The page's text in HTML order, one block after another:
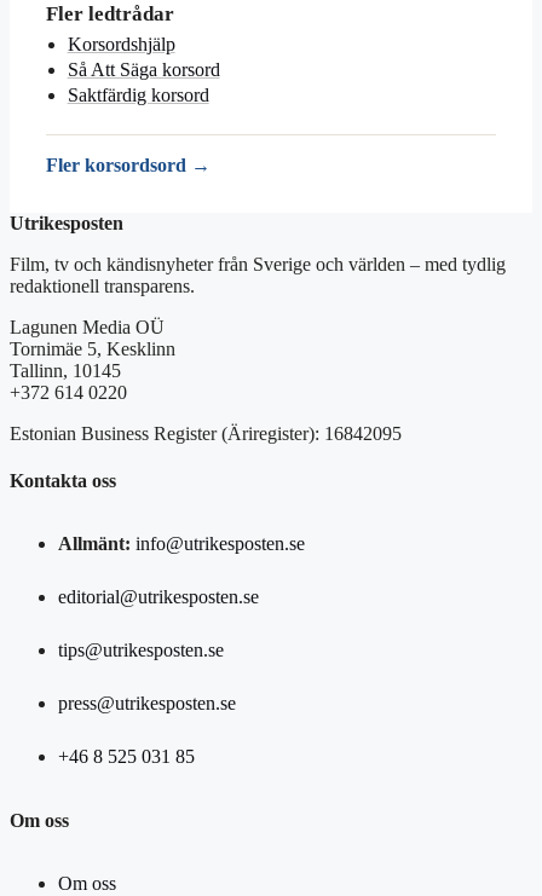
Fler ledtrådar
Korsordshjälp
Så Att Säga korsord
Saktfärdig korsord
Fler korsordsord →
Utrikesposten
Film, tv och kändisnyheter från Sverige och världen – med tydlig
redaktionell transparens.
Lagunen Media OÜ
Tornimäe 5, Kesklinn
Tallinn, 10145
+372 614 0220
Estonian Business Register (Äriregister): 16842095
Kontakta oss
Allmänt: info@utrikesposten.se
editorial@utrikesposten.se
tips@utrikesposten.se
press@utrikesposten.se
+46 8 525 031 85
Om oss
Om oss